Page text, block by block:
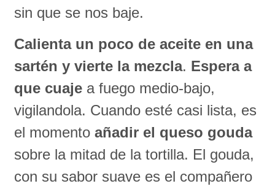
sin que se nos baje.
Calienta un poco de aceite en una
sartén y vierte la mezcla. Espera a
que cuaje a fuego medio-bajo,
vigilandola. Cuando esté casi lista, es
el momentoañadir el queso gouda
sobre la mitad de la tortilla. El gouda,
con su sabor suave es el compañero